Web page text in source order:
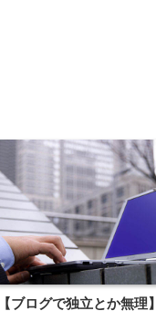
【ブログで独立とか無理